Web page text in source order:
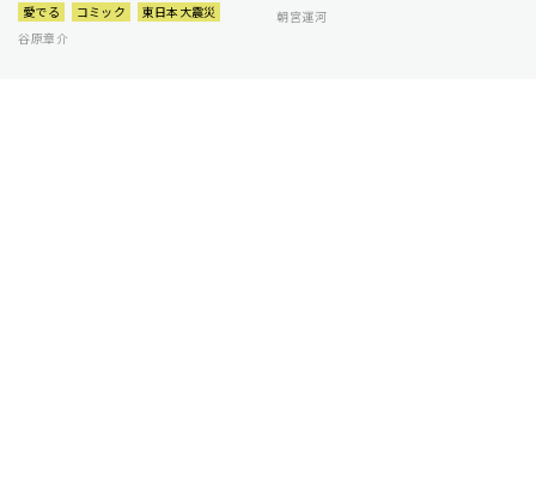
愛でる コミック
東日本大震災
谷原章介
朝宮運河